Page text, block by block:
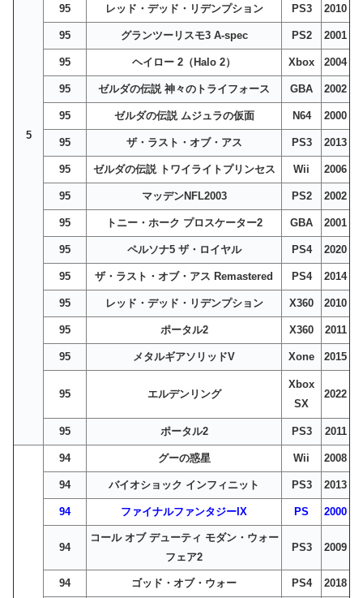
5
95 レッド・デッド・リデンプション PS3 2010
95 グランツーリスモ3 A-spec PS2 2001
95 ヘイロー 2（Halo 2） Xbox 2004
95 ゼルダの伝説 神々のトライフォース GBA 2002
95 ゼルダの伝説 ムジュラの仮面 N64 2000
95 ザ・ラスト・オブ・アス PS3 2013
95 ゼルダの伝説 トワイライトプリンセス Wii 2006
95 マッデンNFL2003 PS2 2002
95 トニー・ホーク プロスケーター2 GBA 2001
95 ペルソナ5 ザ・ロイヤル PS4 2020
95 ザ・ラスト・オブ・アス Remastered PS4 2014
95 レッド・デッド・リデンプション X360 2010
95 ポータル2 X360 2011
95 メタルギアソリッドV Xone 2015
95 エルデンリング
Xbox
SX
2022
95 ポータル2 PS3 2011
94 グーの惑星 Wii 2008
94 バイオショック インフィニット PS3 2013
94 ファイナルファンタジーIX PS 2000
94
コール オブ デューティ モダン・ウォー
フェア2
PS3 2009
94 ゴッド・オブ・ウォー PS4 2018